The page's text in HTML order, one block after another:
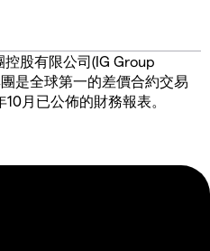
股有限公司(IG Group
是全球第一的差價合約交易
月已公佈的財務報表。